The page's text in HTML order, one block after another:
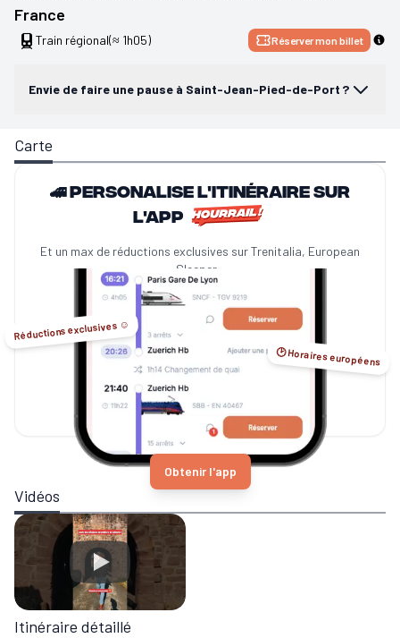
France
Train régional(≈ 1h05) Réserver mon billet
Envie de faire une pause à Saint-Jean-Pied-de-Port ?
Carte
🚄 Personalise l'itinéraire sur
l'app
Et un max de réductions exclusives sur Trenitalia, European
Sleeper...
Réductions exclusives ☺️
🕑 Horaires européens
Obtenir l'app
Vidéos
Itinéraire détaillé